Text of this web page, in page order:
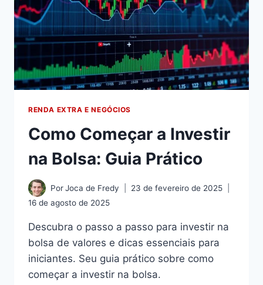
RENDA EXTRA E NEGÓCIOS
Como Começar a Investir
na Bolsa: Guia Prático
PorJoca de Fredy
23 de fevereiro de 2025
16 de agosto de 2025
Descubra o passo a passo para investir na
bolsa de valores e dicas essenciais para
iniciantes. Seu guia prático sobre como
começar a investir na bolsa.